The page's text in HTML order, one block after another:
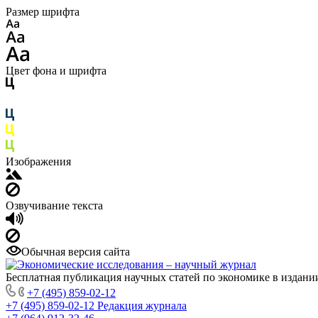
Размер шрифта
Цвет фона и шрифта
Изображения
Озвучивание текста
Обычная версия сайта
Бесплатная публикация научных статей по экономике в
+7 (495) 859-02-12
+7 (495) 859-02-12 Редакция журнала